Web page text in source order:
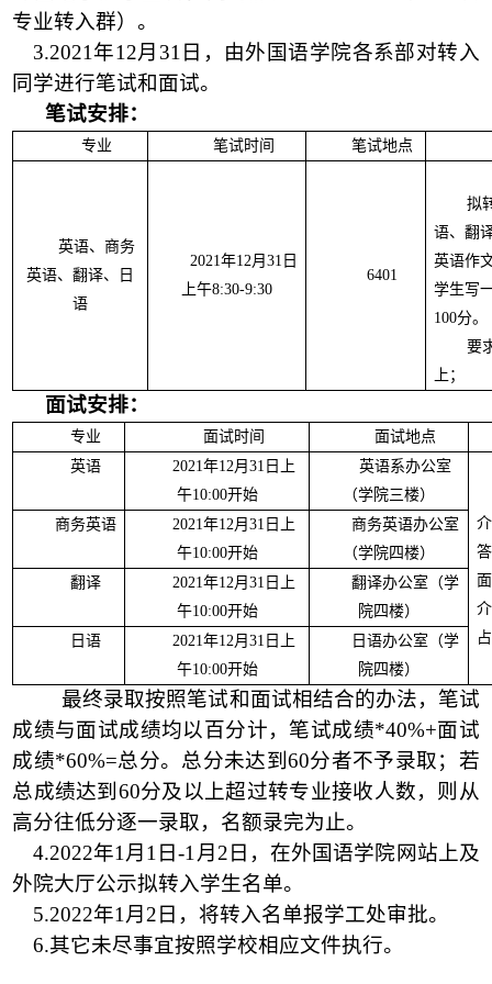
专业转入群）。
3.2021年12月 31 日，由外国语学院各系部对转入
同学进行笔试和面试。
笔试安排：
专业 笔试时间 笔试地点
英语、商务
英语、翻译、日
语
2021年12月 31 日
上午8:30-9:30
6401
拟
语、翻
英语作
学生写
100分。
要
上；
面试安排：
专业 面试时间
面试地点
英语
2021年12月 31 日上
午10:00开始
英语系办公室
（学院三楼）
占
商务英语 2021年12月 31 日上
午10:00开始
商务英语办公室
（学院四楼）
翻译
2021年12月 31 日上
午10:00开始
翻译办公室（学
院四楼）
日语
2021年12月 31 日上
午10:00开始
日语办公室（学
院四楼）
最终录取按照笔试和面试相结合的办法，笔试
成绩与面试成绩均以百分计，笔试成绩*40%+面试
成绩*60%=总分。总分未达到60分者不予录取；若
总成绩达到 60分及以上超过转专业接收人数，则从
高分往低分逐一录取，名额录完为止。
4.2022年1月 1 日-1月 2 日，在外国语学院网站上及
外院大厅公示拟转入学生名单。
5.2022年1月 2 日，将转入名单报学工处审批。
6.其它未尽事宜按照学校相应文件执行。